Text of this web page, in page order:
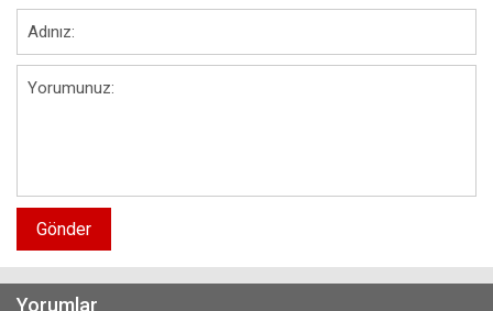
Gönder
Yorumlar